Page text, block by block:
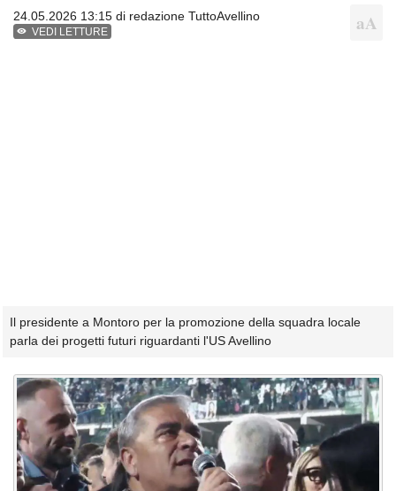
24.05.2026 13:15 di redazione TuttoAvellino
VEDI LETTURE
Il presidente a Montoro per la promozione della squadra locale
parla dei progetti futuri riguardanti l'US Avellino